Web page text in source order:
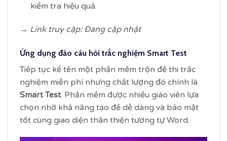
kiểm tra hiệu quả.
→ Link truy cập: Đang cập nhật
Ứng dụng đảo câu hỏi trắc nghiệm Smart Test
Tiếp tục kể tên một phần mềm trộn đề thi trắc
nghiệm miễn phí nhưng chất lượng đó chính là
Smart Test. Phần mềm được nhiều giáo viên lựa
chọn nhờ khả năng tạo đề dễ dàng và bảo mật
tốt cùng giao diện thân thiện tương tự Word.